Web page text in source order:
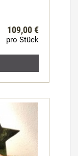
109,00 €
pro Stück